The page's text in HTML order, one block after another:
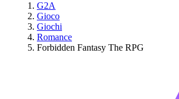
G2A
Gioco
Giochi
Romance
Forbidden Fantasy The RPG